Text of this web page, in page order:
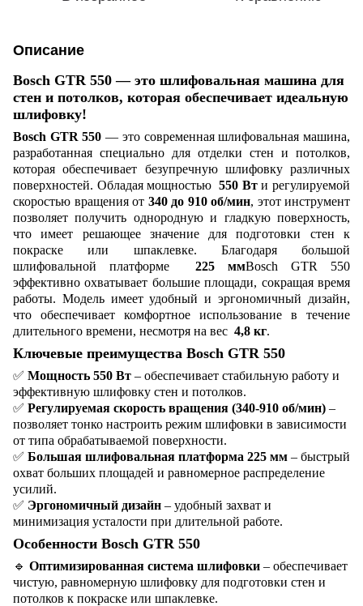
Описание
Bosch GTR 550 — это шлифовальная машина для
стен и потолков, которая обеспечивает идеальную
шлифовку!
Bosch GTR 550 — это современная шлифовальная машина,
разработанная специально для отделки стен и потолков,
которая обеспечивает безупречную шлифовку различных
поверхностей. Обладая мощностью 550 Вти регулируемой
скоростью вращения от 340 до 910 об/мин, этот инструмент
позволяет получить однородную и гладкую поверхность,
что имеет решающее значение для подготовки стен к
покраске или шпаклевке. Благодаря большой
шлифовальной платформе
225 ммBosch GTR 550
эффективно охватывает большие площади, сокращая время
работы. Модель имеет удобный и эргономичный дизайн,
что обеспечивает комфортное использование в течение
длительного времени, несмотря на вес 4,8 кг.
Ключевые преимущества Bosch GTR 550
✅ Мощность 550 Вт – обеспечивает стабильную работу и
эффективную шлифовку стен и потолков.
✅ Регулируемая скорость вращения (340-910 об/мин) –
позволяет тонко настроить режим шлифовки в зависимости
от типа обрабатываемой поверхности.
✅ Большая шлифовальная платформа 225 мм – быстрый
охват больших площадей и равномерное распределение
усилий.
✅ Эргономичный дизайн – удобный захват и
минимизация усталости при длительной работе.
Особенности Bosch GTR 550
🔹 Оптимизированная система шлифовки – обеспечивает
чистую, равномерную шлифовку для подготовки стен и
потолков к покраске или шпаклевке.